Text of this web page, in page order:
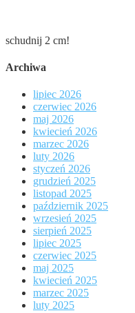
schudnij 2 cm!
Archiwa
lipiec 2026
czerwiec 2026
maj 2026
kwiecień 2026
marzec 2026
luty 2026
styczeń 2026
grudzień 2025
listopad 2025
październik 2025
wrzesień 2025
sierpień 2025
lipiec 2025
czerwiec 2025
maj 2025
kwiecień 2025
marzec 2025
luty 2025